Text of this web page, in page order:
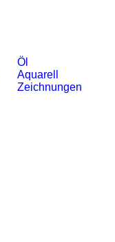
Öl
Aquarell
Zeichnungen